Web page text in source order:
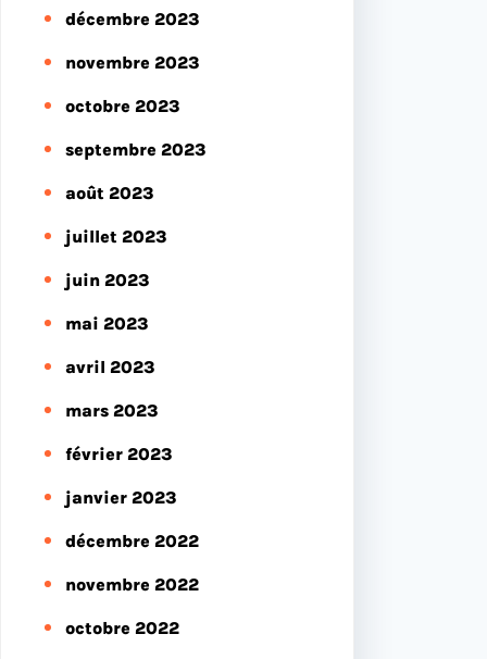
décembre 2023
novembre 2023
octobre 2023
septembre 2023
août 2023
juillet 2023
juin 2023
mai 2023
avril 2023
mars 2023
février 2023
janvier 2023
décembre 2022
novembre 2022
octobre 2022